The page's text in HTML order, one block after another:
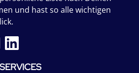
und hast so alle wichtigen
SERVICES